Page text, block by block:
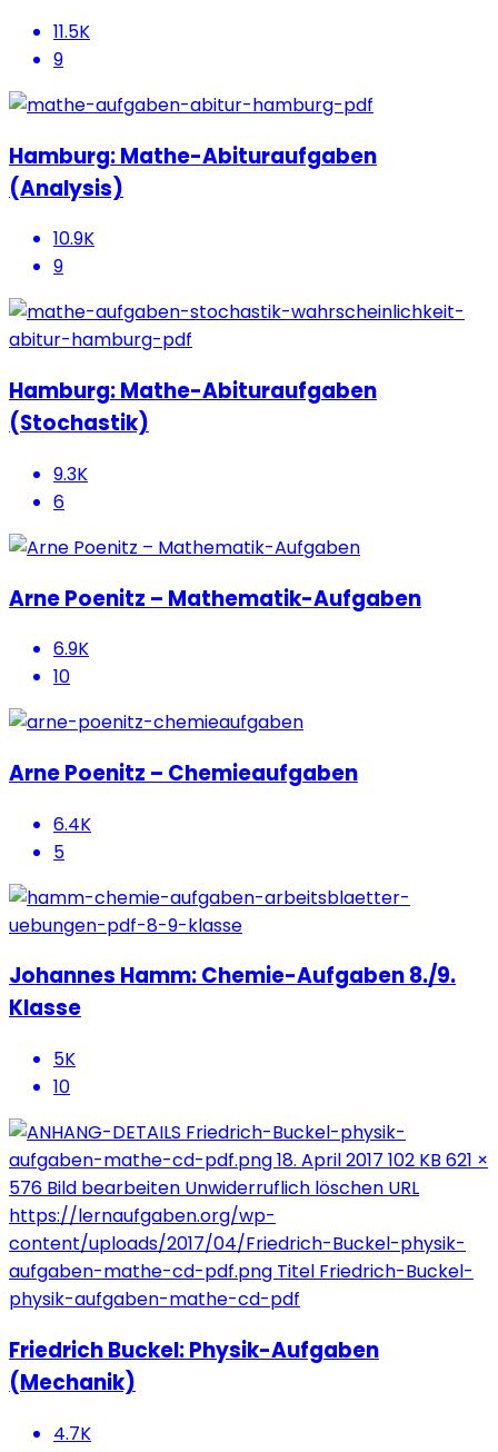
11.5K
9
Hamburg: Mathe-Abituraufgaben
(Analysis)
10.9K
9
Hamburg: Mathe-Abituraufgaben
(Stochastik)
9.3K
6
Arne Poenitz – Mathematik-Aufgaben
6.9K
10
Arne Poenitz – Chemieaufgaben
6.4K
5
Johannes Hamm: Chemie-Aufgaben 8./9.
Klasse
5K
10
Friedrich Buckel: Physik-Aufgaben
(Mechanik)
4.7K